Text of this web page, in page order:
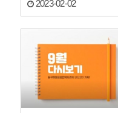
2023-02-02